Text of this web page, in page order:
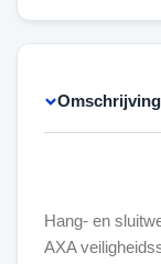
Omschrijving
Hang- en
AXA